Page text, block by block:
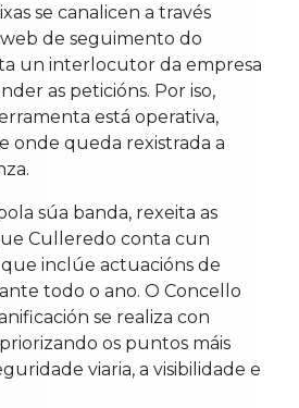
se canalicen a través
de seguimento do
un interlocutor da empresa
as peticións. Por iso,
está operativa,
onde queda rexistrada a
súa banda, rexeita as
Culleredo conta cun
inclúe actuacións de
todo o ano. O Concello
se realiza con
os puntos máis
viaria, a visibilidade e